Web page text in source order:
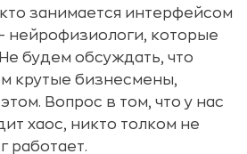
занимается интерфейсом
нейрофизиологи, которые
будем обсуждать, что
крутые бизнесмены,
Вопрос в том, что у нас
хаос, никто толком не
работает.